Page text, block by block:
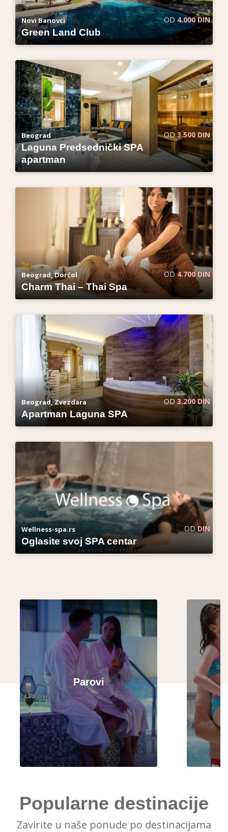
Novi Banovci
Green Land Club
OD 4.000 DIN
Beograd
Laguna Predsednički SPA
apartman
OD3.500 DIN
Beograd, Dorćol
Charm Thai – Thai Spa
OD4.700 DIN
Beograd, Zvezdara
Apartman Laguna SPA
OD3.200 DIN
Wellness-spa.rs
Oglasite svoj SPA centar
ODDIN
Parovi
Popularne destinacije
Zavirite u naše ponude po destinacijama